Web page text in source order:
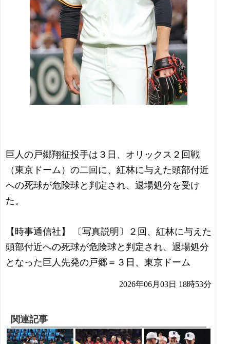
巨人の戸郷翔征投手は３日、オリックス２回戦
（東京ドーム）の二回に、紅林に与えた頭部付近
への死球が危険球と判定され、退場処分を受け
た。
【時事通信社】 〔写真説明〕２回、紅林に与えた
頭部付近への死球が危険球と判定され、退場処分
となった巨人先発の戸郷＝３日、東京ドーム
2026年06月03日 18時53分
関連記事